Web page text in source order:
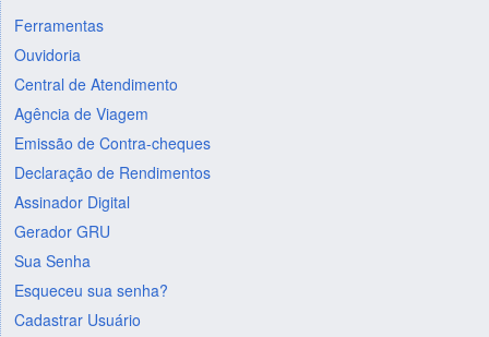
Ferramentas
Ouvidoria
Central de Atendimento
Agência de Viagem
Emissão de Contra-cheques
Declaração de Rendimentos
Assinador Digital
Gerador GRU
Sua Senha
Esqueceu sua senha?
Cadastrar Usuário